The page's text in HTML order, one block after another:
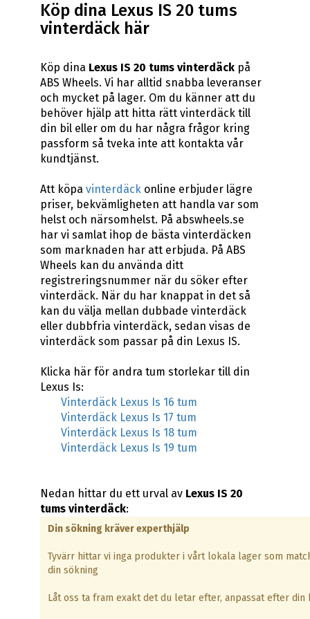
Köp dina Lexus IS 20 tums
vinterdäck här
Köp dina Lexus IS 20 tums vinterdäckpå
ABS Wheels. Vi har alltid snabba leveranser
och mycket på lager. Om du känner att du
behöver hjälp att hitta rätt vinterdäck till
din bil eller om du har några frågor kring
passform så tveka inte att kontakta vår
kundtjänst.
Att köpa vinterdäckonline erbjuder lägre
priser, bekvämligheten att handla var som
helst och närsomhelst. På abswheels.se
har vi samlat ihop de bästa vinterdäcken
som marknaden har att erbjuda. På ABS
Wheels kan du använda ditt
registreringsnummer när du söker efter
vinterdäck. När du har knappat in det så
kan du välja mellan dubbade vinterdäck
eller dubbfria vinterdäck, sedan visas de
vinterdäck som passar på din Lexus IS.
Klicka här för andra tum storlekar till din
Lexus Is:
Vinterdäck Lexus Is 16 tum
Vinterdäck Lexus Is 17 tum
Vinterdäck Lexus Is 18 tum
Vinterdäck Lexus Is 19 tum
Nedan hittar du ett urval av Lexus IS 20
tums vinterdäck:
Din sökning kräver experthjälp
Tyvärr hittar vi inga produkter i vårt lokala lager som
din sökning
Låt oss ta fram exakt det du letar efter, anpassat efter din